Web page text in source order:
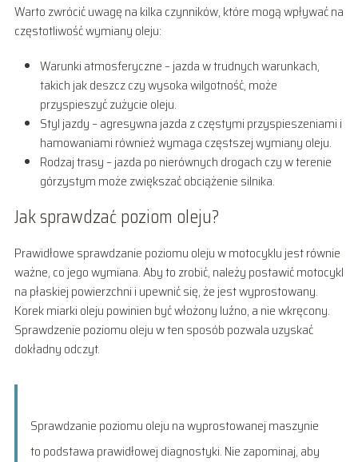
Warto zwrócić uwagę na kilka czynników, które mogą wpływać na
częstotliwość wymiany oleju:
Warunki atmosferyczne – jazda w trudnych warunkach,
takich jak deszcz czy wysoka wilgotność, może
przyspieszyć zużycie oleju.
Styl jazdy – agresywna jazda z częstymi przyspieszeniami i
hamowaniami również wymaga częstszej wymiany oleju.
Rodzaj trasy – jazda po nierównych drogach czy w terenie
górzystym może zwiększać obciążenie silnika.
Jak sprawdzać poziom oleju?
Prawidłowe sprawdzanie poziomu oleju w motocyklu jest równie
ważne, co jego wymiana. Aby to zrobić, należy postawić motocykl
na płaskiej powierzchni i upewnić się, że jest wyprostowany.
Korek miarki oleju powinien być włożony luźno, a nie wkręcony.
Sprawdzenie poziomu oleju w ten sposób pozwala uzyskać
dokładny odczyt.
Sprawdzanie poziomu oleju na wyprostowanej maszynie
to podstawa prawidłowej diagnostyki. Nie zapominaj, aby